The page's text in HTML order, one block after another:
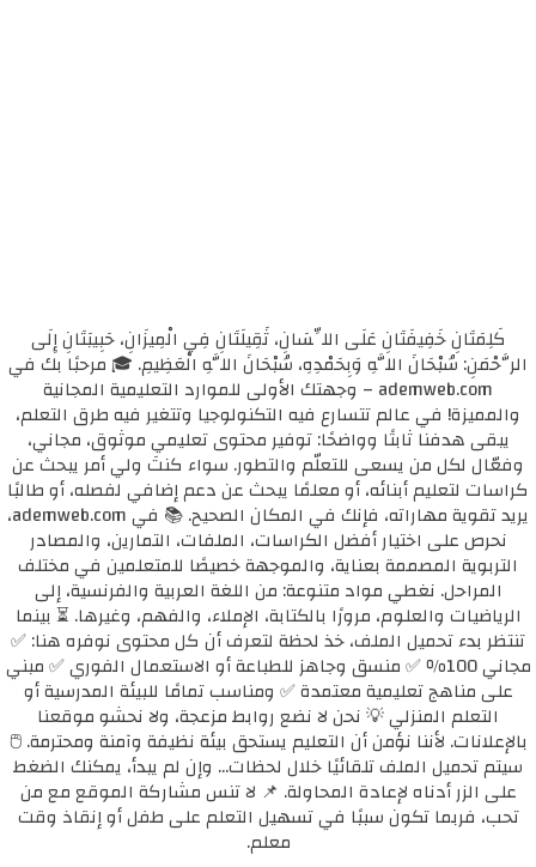
كَلِمَتَانِ خَفِيفَتَانِ عَلَى اللِّسَانِ، ثَقِيلَتَانِ فِي الْمِيزَانِ، حَبِيبَتَانِ إِلَى
الرَّحْمَنِ: سُبْحَانَ اللَّهِ وَبِحَمْدِهِ، سُبْحَانَ اللَّهِ الْعَظِيمِ. 🎓 مرحبًا بك في
ademweb.com – وجهتك الأولى للموارد التعليمية المجانية
والمميزة! في عالم تتسارع فيه التكنولوجيا وتتغير فيه طرق التعلم،
يبقى هدفنا ثابتًا وواضحًا: توفير محتوى تعليمي موثوق، مجاني،
وفعّال لكل من يسعى للتعلّم والتطور. سواء كنتَ ولي أمر يبحث عن
كراسات لتعليم أبنائه، أو معلمًا يبحث عن دعم إضافي لفصله، أو طالبًا
يريد تقوية مهاراته، فإنك في المكان الصحيح. 📚 في ademweb.com،
نحرص على اختيار أفضل الكراسات، الملفات، التمارين، والمصادر
التربوية المصممة بعناية، والموجهة خصيصًا للمتعلمين في مختلف
المراحل. نغطي مواد متنوعة: من اللغة العربية والفرنسية، إلى
الرياضيات والعلوم، مرورًا بالكتابة، الإملاء، والفهم، وغيرها. ⏳ بينما
تنتظر بدء تحميل الملف، خذ لحظة لتعرف أن كل محتوى نوفره هنا: ✅
مجاني 100٪ ✅ منسق وجاهز للطباعة أو الاستعمال الفوري ✅ مبني
على مناهج تعليمية معتمدة ✅ ومناسب تمامًا للبيئة المدرسية أو
التعلم المنزلي 💡 نحن لا نضع روابط مزعجة، ولا نحشو موقعنا
بالإعلانات. لأننا نؤمن أن التعليم يستحق بيئة نظيفة وآمنة ومحترمة. 🖱️
سيتم تحميل الملف تلقائيًا خلال لحظات... وإن لم يبدأ، يمكنك الضغط
على الزر أدناه لإعادة المحاولة. 📌 لا تنس مشاركة الموقع مع من
تحب، فربما تكون سببًا في تسهيل التعلم على طفل أو إنقاذ وقت
معلم.